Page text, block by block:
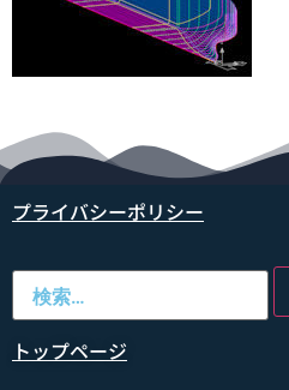
プライバシーポリシー
トップページ